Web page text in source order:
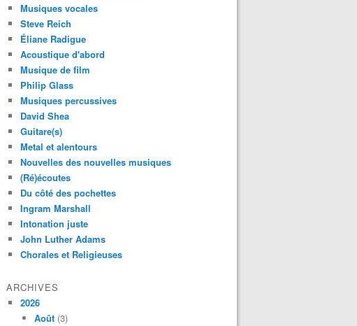
Musiques vocales
Steve Reich
Éliane Radigue
Acoustique d'abord
Musique de film
Philip Glass
Musiques percussives
David Shea
Guitare(s)
Metal et alentours
Nouvelles des nouvelles musiques
(Ré)écoutes
Du côté des pochettes
Ingram Marshall
Intonation juste
John Luther Adams
Chorales et Religieuses
ARCHIVES
2026
Août (3)